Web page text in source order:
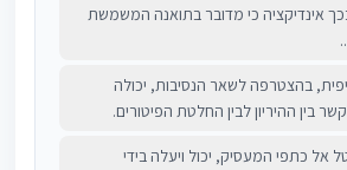
אינדיקציה כי מדובר בתואנה המשמשת
בהצטרפה לשאר הנסיבות, יכולה
בין ההיריון לבין החלטת הפיטורים.
אל כתפי המעסיק, יכול ויעלה בידי